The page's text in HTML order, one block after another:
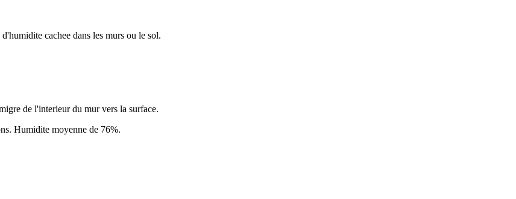
cachee dans les murs ou le sol.
de l'interieur du mur vers la surface.
. Humidite moyenne de 76%.